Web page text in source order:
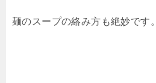
麺のスープの絡み方も絶妙です。